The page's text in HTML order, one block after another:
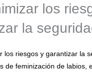
los
la
los riesgos y garantizar la
de feminización de labios,